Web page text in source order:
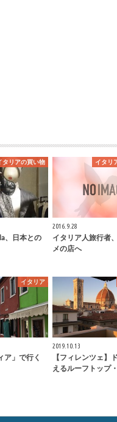
タリアの買い物
、日本との
イタリ
2016.9.28
イタリア人旅行者
メの店へ
イタリア
ア」で行く
2019.10.13
【フィレンツェ】
えるルーフトップ